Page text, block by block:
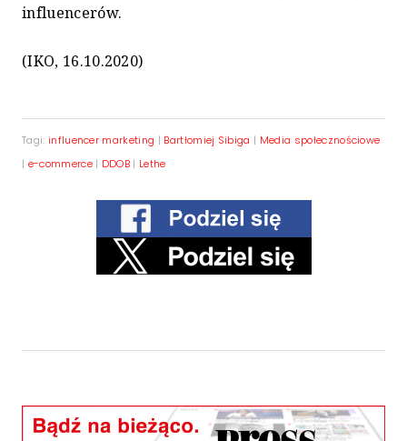
influencerów.
(IKO, 16.10.2020)
Tagi: influencer marketing | Bartłomiej Sibiga | Media społecznościowe
| e-commerce| DDOB | Lethe